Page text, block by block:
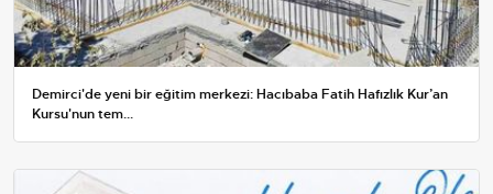
Demirci'de yeni bir eğitim merkezi: Hacıbaba Fatih Hafızlık Kur’an
Kursu'nun tem...